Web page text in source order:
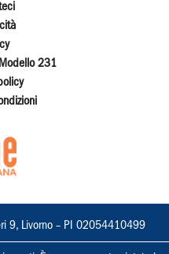
231
9, Livorno – PI 02054410499